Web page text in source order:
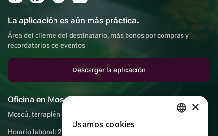
La aplicación es aún más práctica.
Área del cliente del destinatario, más bonos por compras y
recordatorios de eventos
Descargar la aplicación
Oficina en Moscú
Moscú, terraplén Sadovnicheskaya, 9, sala 2/3
Horario laboral: 24 horas
×
Usamos cookies